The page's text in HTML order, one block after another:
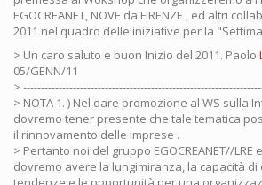
EGOCREANET, NOVE da FIRENZE , ed altri
2011 nel quadro delle iniziative per la
> Un caro saluto e buon Inizio del 2011. Paolo
05/GENN/11
>
> NOTA 1. ) Nel dare promozione al WS sulla
dovremo tener presente che tale tematica
il rinnovamento delle imprese .
> Pertanto noi del gruppo EGOCREANET//LRE
dovremo avere la lungimiranza, la capacità